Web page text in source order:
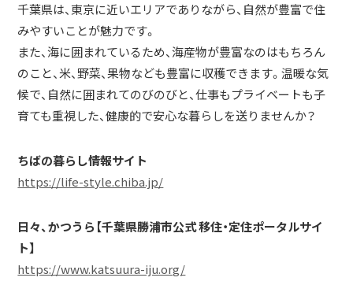
千葉県は、東京に近いエリアでありながら、自然が豊富で住
みやすいことが魅力です。
また、海に囲まれているため、海産物が豊富なのはもちろん
のこと、米、野菜、果物なども豊富に収穫できます。温暖な気
候で、自然に囲まれてのびのびと、仕事もプライベートも子
育ても重視した、健康的で安心な暮らしを送りませんか？
ちばの暮らし情報サイト
https://life-style.chiba.jp/
日々、かつうら【千葉県勝浦市公式 移住・定住ポータルサイ
ト】
https://www.katsuura-iju.org/